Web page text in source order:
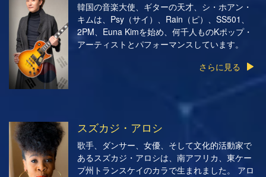
韓国の音楽大使、ギターの天才、シ・ホアン・
キムは、Psy（サイ）、Rain（ピ）、SS501、
2PM、Euna Kimを始め、何千人ものKポップ・
アーティストとパフォーマンスしています。
さらに見る
スズカジ・アロシ
歌手、ダンサー、女優、そして文化的活動家で
あるスズカジ・アロシは、南アフリカ、東ケー
プ州トランスケイのカラで生まれました。 アロ